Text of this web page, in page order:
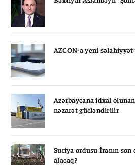
AZCON-a yeni
Azərbaycana idxal
nəzarət gücləndirilir
Suriya ordusu İranın son
alacaq?